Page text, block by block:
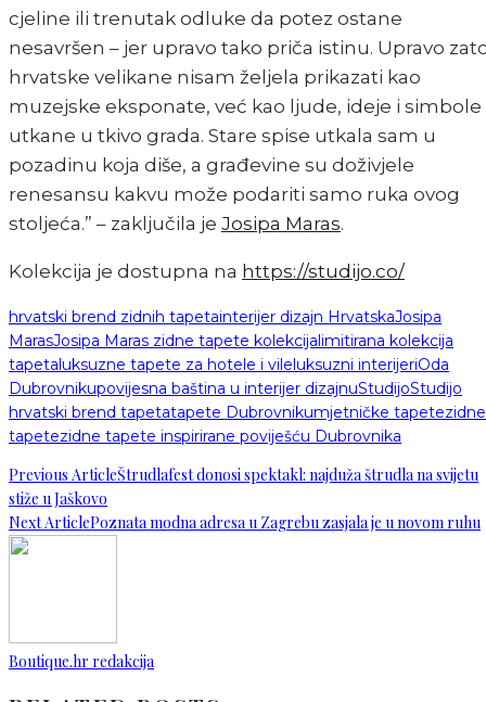
cjeline ili trenutak odluke da potez ostane
nesavršen – jer upravo tako priča istinu. Upravo
hrvatske velikane nisam željela prikazati kao
muzejske eksponate, već kao ljude, ideje i simbole
utkane u tkivo grada. Stare spise utkala sam u
pozadinu koja diše, a građevine su doživjele
renesansu kakvu može podariti samo ruka ovog
stoljeća.” – zaključila je Josipa Maras.
Kolekcija je dostupna na https://studijo.co/
hrvatski brend zidnih tapetainterijer dizajn HrvatskaJosipa
MarasJosipa Maras zidne tapete kolekcijalimitirana kolekcija
tapetaluksuzne tapete za hotele i vileluksuzni interijeriOda
Dubrovnikupovijesna baština u interijer dizajnuStudijoStudijo
hrvatski brend tapetatapete Dubrovnikumjetničke tapetezidne
tapetezidne tapete inspirirane poviješću Dubrovnika
Previous ArticleŠtrudlafest donosi spektakl: najduža štrudla na svijetu
stiže u Jaškovo
Next ArticlePoznata modna adresa u Zagrebu zasjala je u novom ruhu
Boutique.hr redakcija